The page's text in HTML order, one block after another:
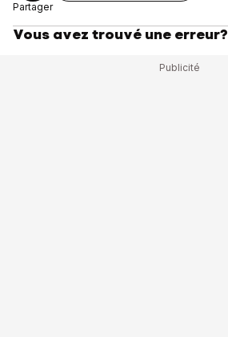
Partager
Vous avez trouvé une erreur?